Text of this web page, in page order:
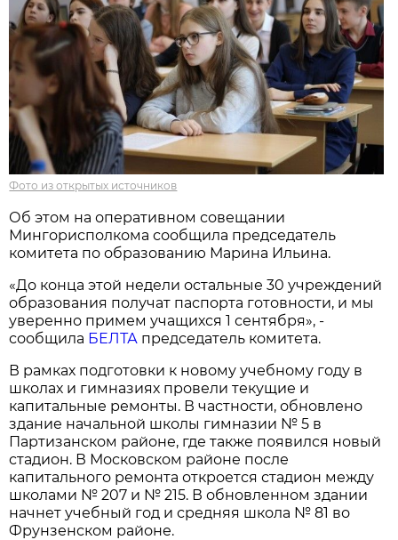
Фото из открытых источников
Об этом на оперативном совещании
Мингорисполкома сообщила председатель
комитета по образованию Марина Ильина.
«До конца этой недели остальные 30 учреждений
образования получат паспорта готовности, и мы
уверенно примем учащихся 1 сентября», -
сообщила БЕЛТА председатель комитета.
В рамках подготовки к новому учебному году в
школах и гимназиях провели текущие и
капитальные ремонты. В частности, обновлено
здание начальной школы гимназии № 5 в
Партизанском районе, где также появился новый
стадион. В Московском районе после
капитального ремонта откроется стадион между
школами № 207 и № 215. В обновленном здании
начнет учебный год и средняя школа № 81 во
Фрунзенском районе.